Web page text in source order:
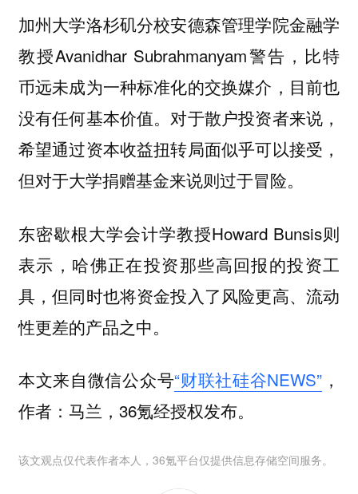
加州大学洛杉矶分校安德森管理学院金融学
教授Avanidhar Subrahmanyam警告，比特
币远未成为一种标准化的交换媒介，目前也
没有任何基本价值。对于散户投资者来说，
希望通过资本收益扭转局面似乎可以接受，
但对于大学捐赠基金来说则过于冒险。
东密歇根大学会计学教授Howard Bunsis则
表示，哈佛正在投资那些高回报的投资工
具，但同时也将资金投入了风险更高、流动
性更差的产品之中。
本文来自微信公众号“财联社硅谷NEWS” ，
作者：马兰，36氪经授权发布。
该文观点仅代表作者本人，36氪平台仅提供信息存储空间服务。